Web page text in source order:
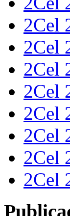
2Cel
2Cel
2Cel
2Cel
2Cel
2Cel
2Cel
2Cel